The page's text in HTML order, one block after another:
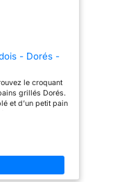
- Dorés -
le croquant
grillés Dorés.
et d’un petit pain
confiture, du miel
PETITS PAINS
Krisprolls sont
additif, sans
Leur recette
cinq générations.